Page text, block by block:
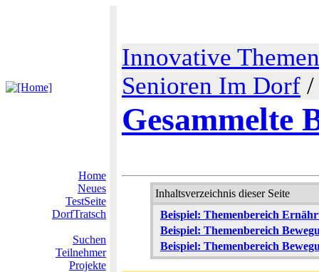
Innovative Themen
Senioren Im Dorf
Gesammelte
Home
Neues
TestSeite
DorfTratsch
Suchen
Teilnehmer
Projekte
Inhaltsverzeichnis dieser Seite
Beispiel: Themenbereich
Beispiel: Themenbereich
Beispiel: Themenbereich